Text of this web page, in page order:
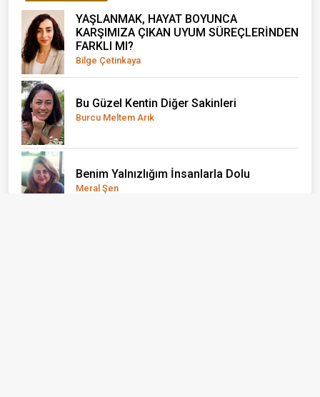
YAŞLANMAK, HAYAT BOYUNCA
KARŞIMIZA ÇIKAN UYUM SÜREÇLERİNDEN
FARKLI MI?
Bilge Çetinkaya
Bu Güzel Kentin Diğer Sakinleri
Burcu Meltem Arık
Benim Yalnızlığım İnsanlarla Dolu
Meral Şen